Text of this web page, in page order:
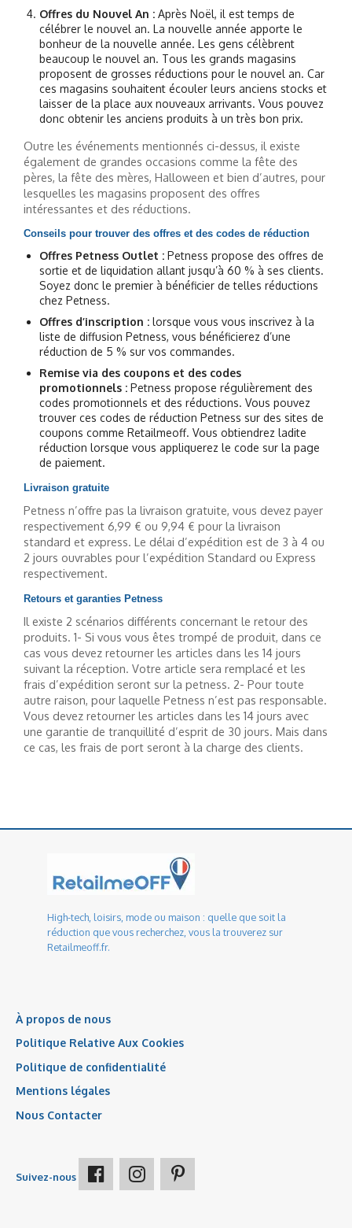
Offres du Nouvel An : Après Noël, il est temps de
célébrer le nouvel an. La nouvelle année apporte le
bonheur de la nouvelle année. Les gens célèbrent
beaucoup le nouvel an. Tous les grands magasins
proposent de grosses réductions pour le nouvel an. Car
ces magasins souhaitent écouler leurs anciens stocks et
laisser de la place aux nouveaux arrivants. Vous pouvez
donc obtenir les anciens produits à un très bon prix.
Outre les événements mentionnés ci-dessus, il existe
également de grandes occasions comme la fête des
pères, la fête des mères, Halloween et bien d’autres, pour
lesquelles les magasins proposent des offres
intéressantes et des réductions.
Conseils pour trouver des offres et des codes de réduction
Offres Petness Outlet : Petness propose des offres de
sortie et de liquidation allant jusqu’à 60 % à ses clients.
Soyez donc le premier à bénéficier de telles réductions
chez Petness.
Offres d’inscription : lorsque vous vous inscrivez à la
liste de diffusion Petness, vous bénéficierez d’une
réduction de 5 % sur vos commandes.
Remise via des coupons et des codes
promotionnels : Petness propose régulièrement des
codes promotionnels et des réductions. Vous pouvez
trouver ces codes de réduction Petness sur des sites de
coupons comme Retailmeoff. Vous obtiendrez ladite
réduction lorsque vous appliquerez le code sur la page
de paiement.
Livraison gratuite
Petness n’offre pas la livraison gratuite, vous devez payer
respectivement 6,99 € ou 9,94 € pour la livraison
standard et express. Le délai d’expédition est de 3 à 4 ou
2 jours ouvrables pour l’expédition Standard ou Express
respectivement.
Retours et garanties Petness
Il existe 2 scénarios différents concernant le retour des
produits. 1- Si vous vous êtes trompé de produit, dans ce
cas vous devez retourner les articles dans les 14 jours
suivant la réception. Votre article sera remplacé et les
frais d’expédition seront sur la petness. 2- Pour toute
autre raison, pour laquelle Petness n’est pas responsable.
Vous devez retourner les articles dans les 14 jours avec
une garantie de tranquillité d’esprit de 30 jours. Mais dans
ce cas, les frais de port seront à la charge des clients.
High-tech, loisirs, mode ou maison : quelle que soit la
réduction que vous recherchez, vous la trouverez sur
Retailmeoff.fr.
À propos de nous
Politique Relative Aux Cookies
Politique de confidentialité
Mentions légales
Nous Contacter
Suivez-nous